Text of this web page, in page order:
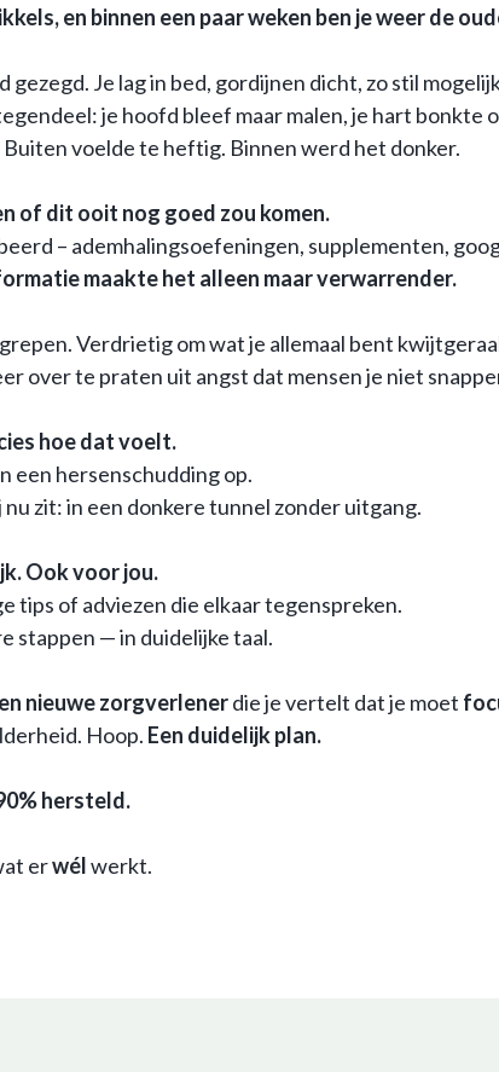
en binnen een paar weken ben je weer de
gezegd. Je lag in bed, gordijnen dicht, zo stil
je hoofd bleef maar malen, je hart bonkte
voelde te heftig. Binnen werd het donker.
of dit ooit nog goed zou komen.
– ademhalingsoefeningen, supplementen,
maakte het alleen maar verwarrender.
Verdrietig om wat je allemaal bent
over te praten uit angst dat mensen je niet
hoe dat voelt.
een hersenschudding op.
nu zit: in een donkere tunnel zonder uitgang.
Ook voor jou.
tips of adviezen die elkaar tegenspreken.
stappen — in duidelijke taal.
nieuwe zorgverlenerdie je vertelt dat je moet
Hoop. Een duidelijk plan.
hersteld.
erwélwerkt.